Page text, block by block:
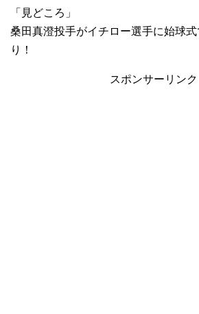
「見どころ」
桑田真澄投手がイチロー選手に始球
り！
スポンサーリンク